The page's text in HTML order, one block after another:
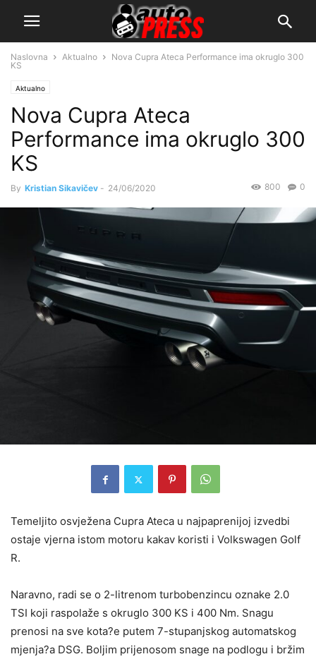
Naslovna Aktualno
Nova Cupra Ateca Performance ima okruglo 300
KS
Aktualno
Nova Cupra Ateca
Performance ima okruglo 300
KS
By Kristian Sikavičev - 24/06/2020 0
800
Temeljito osvježena Cupra Ateca u najpaprenijoj izvedbi
ostaje vjerna istom motoru kakav koristi i Volkswagen Golf
R.
Naravno, radi se o 2-litrenom turbobenzincu oznake 2.0
TSI koji raspolaže s okruglo 300 KS i 400 Nm. Snagu
prenosi na sve kota?e putem 7-stupanjskog automatskog
mjenja?a DSG. Boljim prijenosom snage na podlogu i bržim